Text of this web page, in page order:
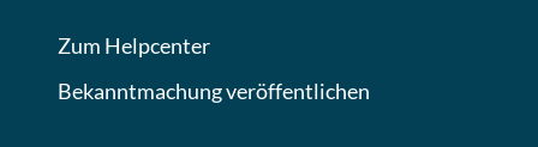
Zum Helpcenter
Bekanntmachung veröffentlichen